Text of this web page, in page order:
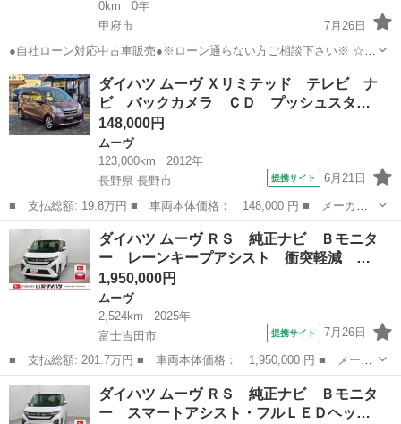
0km
0年
甲府市
7月26日
●自社ローン対応中古車販売●※ローン通らない方ご相談下さい※ ☆ど
なたでもローン対応可能☆ １、勤続年数の短い方や自
営業の方 ２、パートをされる主婦の方や派遣社員の方 ３、自己破産等
をされた方やロ...
山梨 甲府市 ムーヴ ローン
ダイハツ ムーヴ Ｘリミテッド テレビ ナ
ビ バックカメラ ＣＤ プッシュスタ…
148,000円
ムーヴ
123,000km
2012年
長野県 長野市
提携サイト 6月21日
■ 支払総額: 19.8万円 ■ 車両本体価格： 148,000 円 ■ メーカー
名： ダイハツ ■ 車種名： ムーヴ ■ グレード名： Ｘリミテッ
ド テレビ ナビ バックカメラ ＣＤ プッシュスタート スマー
トキー オー...
長野 長野市 ムーヴ
ダイハツ ムーヴ ＲＳ 純正ナビ Ｂモニタ
ー レーンキープアシスト 衝突軽減 …
1,950,000円
ムーヴ
2,524km
2025年
富士吉田市
提携サイト 7月26日
■ 支払総額: 201.7万円 ■ 車両本体価格： 1,950,000 円 ■ メーカ
ー名： ダイハツ ■ 車種名： ムーヴ ■ グレード名： ＲＳ 純
正ナビ Ｂモニター レーンキープアシスト 衝突軽減 ナビ オー
トハイビ...
山梨 富士吉田市
ダイハツ ムーヴ ＲＳ 純正ナビ Ｂモニタ
ー スマートアシスト・フルＬＥＤヘッ…